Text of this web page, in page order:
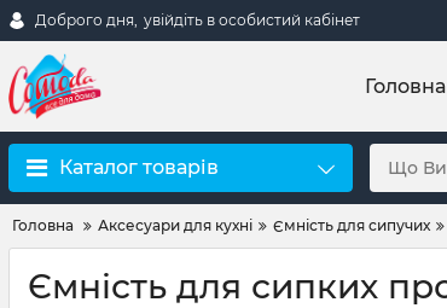
Доброго дня, увійдіть в особистий кабінет
Головна
Каталог товарів
Головна Аксесуари для кухні Ємність для сипучих
Ємність для сипких